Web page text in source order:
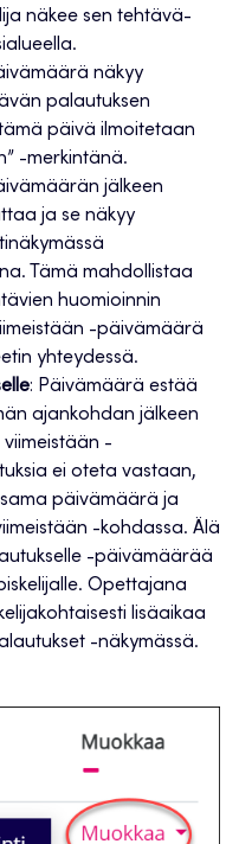
näkee sen tehtävä-
näkyy
palautuksen
päivä ilmoitetaan
-merkintänä.
jälkeen
ja se näkyy
Tämä mahdollistaa
huomioinnin
-päivämäärä
yhteydessä.
: Päivämäärä estää
ajankohdan jälkeen
-
ei oteta vastaan,
päivämäärä ja
-kohdassa. Älä
-päivämäärää
Opettajana
lisäaikaa
-näkymässä.